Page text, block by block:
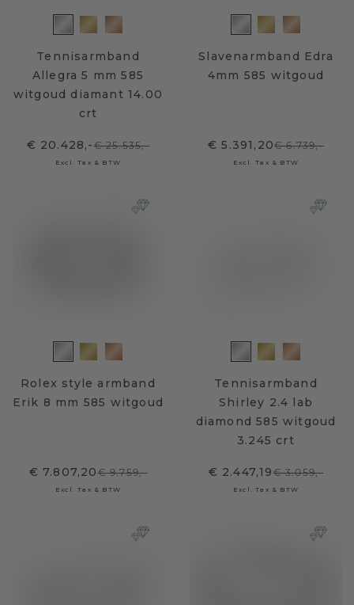
Tennisarmband
Allegra 5 mm 585
witgoud diamant 14.00
crt
€ 20.428,-€ 25.535,-
Excl. Tax & BTW
Slavenarmband Edra
4mm 585 witgoud
€ 5.391,20€ 6.739,-
Excl. Tax & BTW
Rolex style armband
Erik 8 mm 585 witgoud
€ 7.807,20€ 9.759,-
Excl. Tax & BTW
Tennisarmband
Shirley 2.4 lab
diamond 585 witgoud
3.245 crt
€ 2.447,19€ 3.059,-
Excl. Tax & BTW